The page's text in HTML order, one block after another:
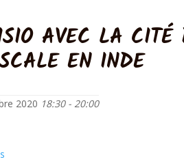
AVEC LA CITÉ
EN INDE
2020 18:30 - 20:00